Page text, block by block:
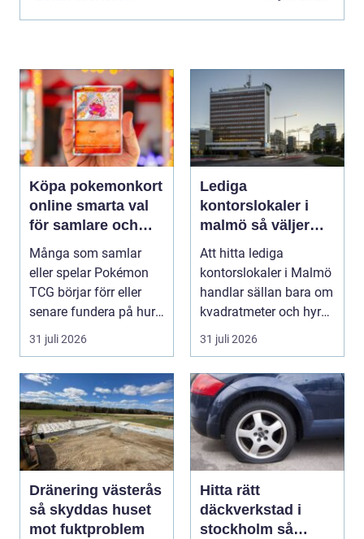
Köpa pokemonkort
online smarta val
för samlare och
spelare
Många som samlar
eller spelar Pokémon
TCG börjar förr eller
senare fundera på hur
de kan köpa kort p...
31 juli 2026
Lediga
kontorslokaler i
malmö så väljer
företag rätt läge
och lokal
Att hitta lediga
kontorslokaler i Malmö
handlar sällan bara om
kvadratmeter och hyra.
För många före...
31 juli 2026
Dränering västerås
så skyddas huset
mot fuktproblem
Hitta rätt
däckverkstad i
stockholm så